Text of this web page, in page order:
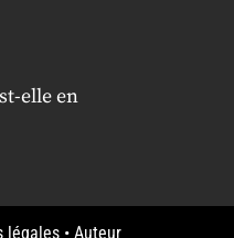
elle en
légales • Auteur